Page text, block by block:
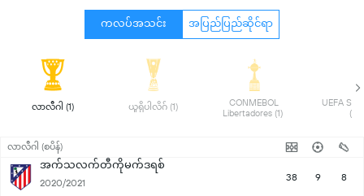
ကလပ်အသင်း အပြည်ပြည်ဆိုင်ရာ
လာလီဂါ (1)
CONMEBOL
UEFA
လာလီဂါ (စပိန်)
အက်သလက်တီကိုမက်ဒရစ်
2020/2021 38 9 8